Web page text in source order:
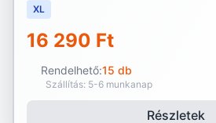
XL
16 290 Ft
Rendelhető:15 db
Szállítás: 5-6 munkanap
Részletek